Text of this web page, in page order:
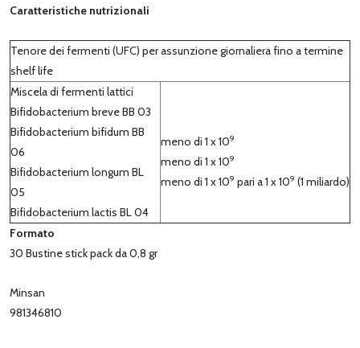
Caratteristiche nutrizionali
Tenore dei fermenti (UFC) per assunzione giornaliera fino a termine
shelf life
Miscela di fermenti lattici
Bifidobacterium breve BB 03
Bifidobacterium bifidum BB
06
Bifidobacterium longum BL
05
Bifidobacterium lactis BL 04
meno di 1 x 109
meno di 1 x 109
meno di 1 x 109 pari a 1 x 109 (1 miliardo)
Formato
30 Bustine stick pack da 0,8 gr
Minsan
981346810